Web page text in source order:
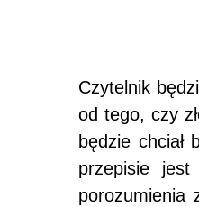
Czytelnik
od tego, czy
będzie chciał
przepisie jest
porozumienia